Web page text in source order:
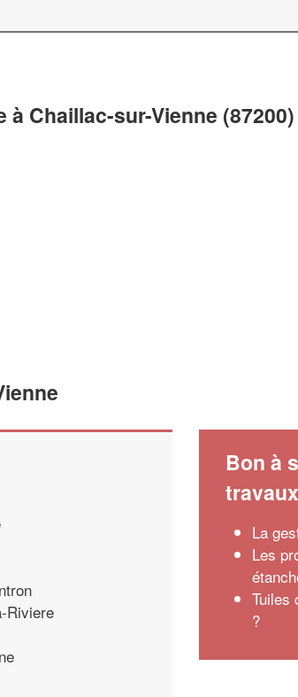
Chaillac-sur-Vienne (87200)
Riviere
Bon à
travaux
La
Les
Tuiles
?